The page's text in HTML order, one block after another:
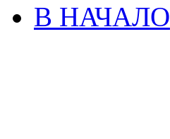
В НАЧАЛО